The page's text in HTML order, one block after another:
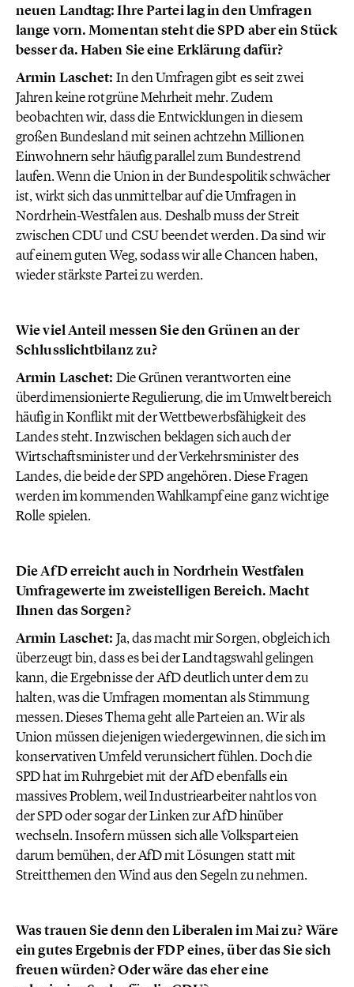
neuen Landtag: Ihre Partei lag in den Umfragen
lange vorn. Momentan steht die SPD aber ein Stück
besser da. Haben Sie eine Erklärung dafür?
Armin Laschet: In den Umfragen gibt es seit zwei
Jahren keine rotgrüne Mehrheit mehr. Zudem
beobachten wir, dass die Entwicklungen in diesem
großen Bundesland mit seinen achtzehn Millionen
Einwohnern sehr häufig parallel zum Bundestrend
laufen. Wenn die Union in der Bundespolitik schwächer
ist, wirkt sich das unmittelbar auf die Umfragen in
Nordrhein-Westfalen aus. Deshalb muss der Streit
zwischen CDU und CSU beendet werden. Da sind wir
auf einem guten Weg, sodass wir alle Chancen haben,
wieder stärkste Partei zu werden.
Wie viel Anteil messen Sie den Grünen an der
Schlusslichtbilanz zu?
Armin Laschet: Die Grünen verantworten eine
überdimensionierte Regulierung, die im Umweltbereich
häufig in Konflikt mit der Wettbewerbsfähigkeit des
Landes steht. Inzwischen beklagen sich auch der
Wirtschaftsminister und der Verkehrsminister des
Landes, die beide der SPD angehören. Diese Fragen
werden im kommenden Wahlkampf eine ganz wichtige
Rolle spielen.
Die AfD erreicht auch in Nordrhein Westfalen
Umfragewerte im zweistelligen Bereich. Macht
Ihnen das Sorgen?
Armin Laschet: Ja, das macht mir Sorgen, obgleich ich
überzeugt bin, dass es bei der Landtagswahl gelingen
kann, die Ergebnisse der AfD deutlich unter dem zu
halten, was die Umfragen momentan als Stimmung
messen. Dieses Thema geht alle Parteien an. Wir als
Union müssen diejenigen wiedergewinnen, die sich im
konservativen Umfeld verunsichert fühlen. Doch die
SPD hat im Ruhrgebiet mit der AfD ebenfalls ein
massives Problem, weil Industriearbeiter nahtlos von
der SPD oder sogar der Linken zur AfD hinüber
wechseln. Insofern müssen sich alle Volksparteien
darum bemühen, der AfD mit Lösungen statt mit
Streitthemen den Wind aus den Segeln zu nehmen.
Was trauen Sie denn den Liberalen im Mai zu? Wäre
ein gutes Ergebnis der FDP eines, über das Sie sich
freuen würden? Oder wäre das eher eine